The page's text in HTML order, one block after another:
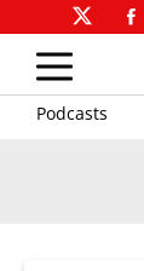
Podcasts